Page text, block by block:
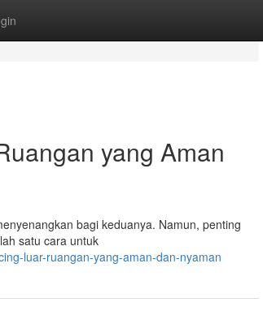
yang Aman
bagi keduanya. Namun, penting
satu cara untuk
luar-ruangan-yang-aman-dan-nyaman